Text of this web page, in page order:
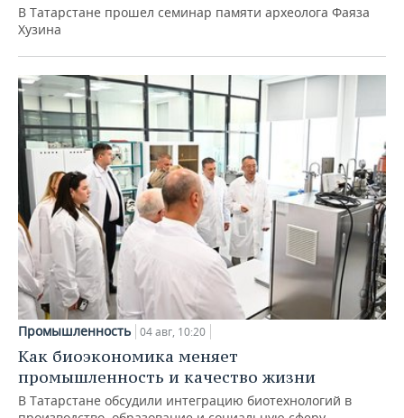
В Татарстане прошел семинар памяти археолога Фаяза
Хузина
Промышленность 04 авг, 10:20
Как биоэкономика меняет
промышленность и качество жизни
В Татарстане обсудили интеграцию биотехнологий в